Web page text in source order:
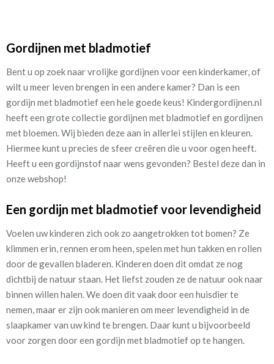
Gordijnen met bladmotief
Bent u op zoek naar vrolijke gordijnen voor een kinderkamer, of
wilt u meer leven brengen in een andere kamer? Dan is een
gordijn met bladmotief een hele goede keus! Kindergordijnen.nl
heeft een grote collectie gordijnen met bladmotief en gordijnen
met bloemen. Wij bieden deze aan in allerlei stijlen en kleuren.
Hiermee kunt u precies de sfeer creëren die u voor ogen heeft.
Heeft u een gordijnstof naar wens gevonden? Bestel deze dan in
onze webshop!
Een gordijn met bladmotief voor levendigheid
Voelen uw kinderen zich ook zo aangetrokken tot bomen? Ze
klimmen erin, rennen erom heen, spelen met hun takken en rollen
door de gevallen bladeren. Kinderen doen dit omdat ze nog
dichtbij de natuur staan. Het liefst zouden ze de natuur ook naar
binnen willen halen. We doen dit vaak door een huisdier te
nemen, maar er zijn ook manieren om meer levendigheid in de
slaapkamer van uw kind te brengen. Daar kunt u bijvoorbeeld
voor zorgen door een gordijn met bladmotief op te hangen.